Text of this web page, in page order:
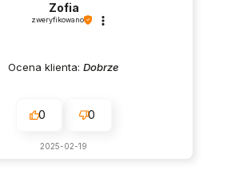
Zofia
zweryfikowano
Ocena klienta:Dobrze
0 0
2025-02-19